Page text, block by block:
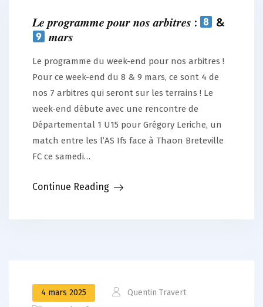
𝑳𝒆 𝒑𝒓𝒐𝒈𝒓𝒂𝒎𝒎𝒆 𝒑𝒐𝒖𝒓 𝒏𝒐𝒔 𝒂𝒓𝒃𝒊𝒕𝒓𝒆𝒔 :
&
𝒎𝒂𝒓𝒔
Le programme du week-end pour nos arbitres !
Pour ce week-end du 8 & 9 mars, ce sont 4 de
nos 7 arbitres qui seront sur les terrains ! Le
week-end débute avec une rencontre de
Départemental 1 U15 pour Grégory Leriche, un
match entre les l’AS Ifs face à Thaon Breteville
FC ce samedi…
Continue Reading
4 mars 2025
Quentin Travert